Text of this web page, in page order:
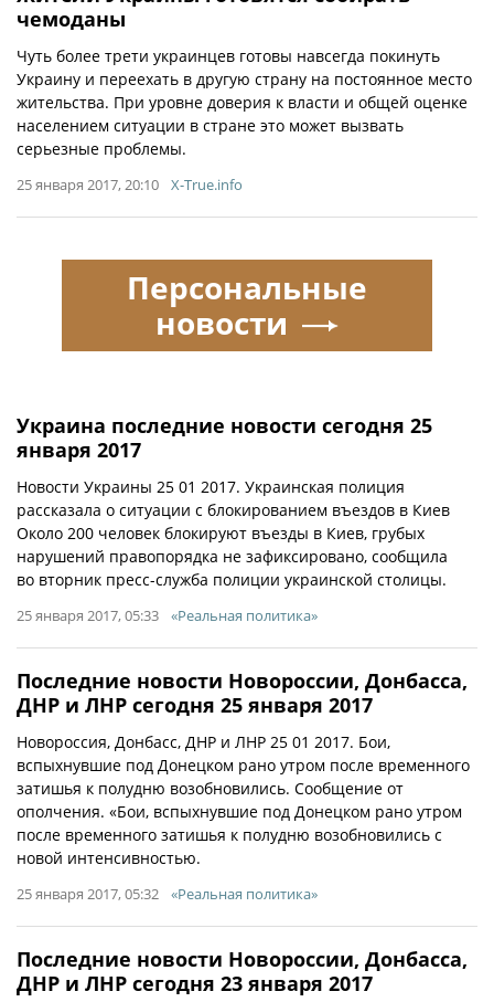
чемоданы
Чуть более трети украинцев готовы навсегда покинуть
Украину и переехать в другую страну на постоянное место
жительства. При уровне доверия к власти и общей оценке
населением ситуации в стране это может вызвать
серьезные проблемы.
25 января 2017, 20:10 X-True.info
Украина последние новости сегодня 25
января 2017
Новости Украины 25 01 2017. Украинская полиция
рассказала о ситуации с блокированием въездов в Киев
Около 200 человек блокируют въезды в Киев, грубых
нарушений правопорядка не зафиксировано, сообщила
во вторник пресс-служба полиции украинской столицы.
25 января 2017, 05:33 «Реальная политика»
Последние новости Новороссии, Донбасса,
ДНР и ЛНР сегодня 25 января 2017
Новороссия, Донбасс, ДНР и ЛНР 25 01 2017. Бои,
вспыхнувшие под Донецком рано утром после временного
затишья к полудню возобновились. Сообщение от
ополчения. «Бои, вспыхнувшие под Донецком рано утром
после временного затишья к полудню возобновились с
новой интенсивностью.
25 января 2017, 05:32 «Реальная политика»
Последние новости Новороссии, Донбасса,
ДНР и ЛНР сегодня 23 января 2017
Персональные
новости